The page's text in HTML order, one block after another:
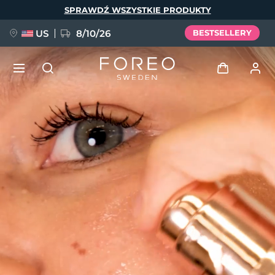
SPRAWDŹ WSZYSTKIE PRODUKTY
US 8/10/26 BESTSELLERY
Zaloguj
Profil użytkownika
Moje urządzenia
Moje zamówienia
Moje adresy
Moje subskrypcje
NOWOŚĆ
BREAKING NEWS
issa™ Teeth Whitening Set
Język
English Deutsch
Français
Português
Svenska
Русский
繁體中文